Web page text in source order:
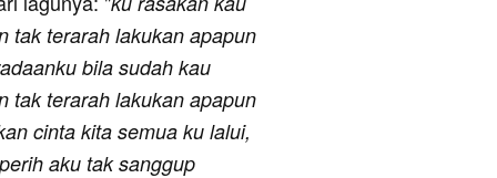
tak terarah lakukan apapun
bila sudah kau
tak terarah lakukan apapun
cinta kita semua ku lalui,
aku tak sanggup